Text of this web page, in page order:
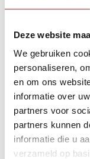
Deze website
We gebruiken
personaliseren,
en om ons
informatie over
partners voor
partners kunnen
informatie die u
verzameld op
en samen
gezien. Voel je